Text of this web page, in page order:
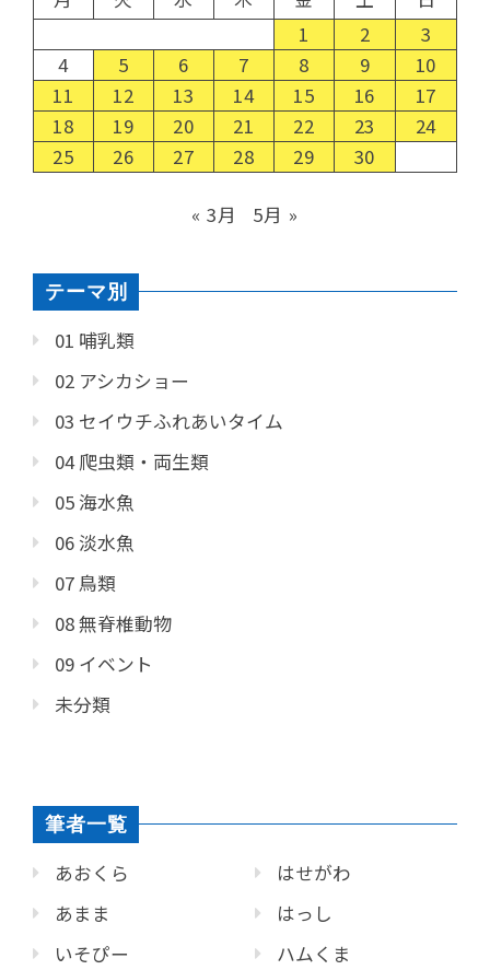
1
2
3
4
5 6 7 8 9
10
11
12 13 14 15 16
17
18
19 20 21 22 23
24
25
26 27 28 29 30
« 3月 5月 »
テーマ別
01 哺乳類
02 アシカショー
03 セイウチふれあいタイム
04 爬虫類・両生類
05 海水魚
06 淡水魚
07 鳥類
08 無脊椎動物
09 イベント
未分類
筆者一覧
あおくら
あまま
いそぴー
はせがわ
はっし
ハムくま